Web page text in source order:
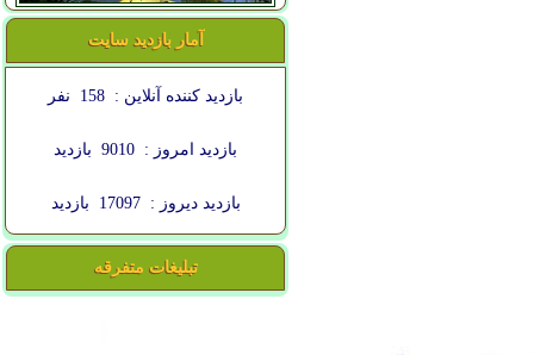
آمار بازدید سایت
بازدید کننده آنلاین : 158 نفر
بازدید امروز : 9010 بازدید
بازدید دیروز : 17097 بازدید
تبلیغات متفرقه